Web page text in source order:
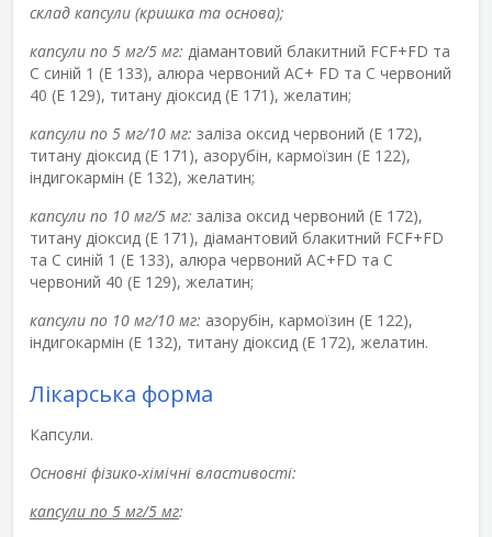
склад капсули (кришка та основа);
капсули по 5 мг/5 мг: діамантовий блакитний FCF+FD та
С синій 1 (Е 133), алюра червоний AC+ FD та C червоний
40 (Е 129), титану діоксид (Е 171), желатин;
капсули по 5 мг/10 мг: заліза оксид червоний (Е 172),
титану діоксид (Е 171), азорубін, кармоїзин (Е 122),
індигокармін (Е 132), желатин;
капсули по 10 мг/5 мг: заліза оксид червоний (Е 172),
титану діоксид (Е 171), діамантовий блакитний FCF+FD
та С синій 1 (Е 133), алюра червоний AC+FD та C
червоний 40 (Е 129), желатин;
капсули по 10 мг/10 мг: азорубін, кармоїзин (Е 122),
індигокармін (Е 132), титану діоксид (Е 172), желатин.
Лікарська форма
Капсули.
Основні фізико-хімічні властивості:
капсули по 5 мг/5 мг: